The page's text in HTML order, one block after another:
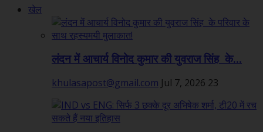
खेल
लंदन में आचार्य विनोद कुमार की युवराज सिंह के...
khulasapost@gmail.com Jul 7, 2026 23